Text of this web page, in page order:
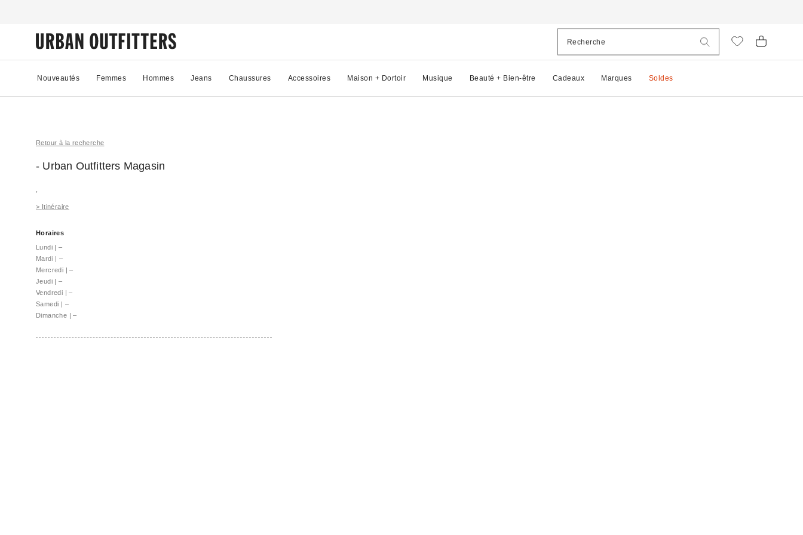
Nouveautés Femmes Hommes Jeans Chaussures Accessoires Maison + Dortoir Musique Beauté + Bien-être Cadeaux Marques Soldes
Retour à la recherche
- Urban Outfitters Magasin
> Itinéraire
Horaires
Lundi | –
Mardi | –
Mercredi | –
Jeudi | –
Vendredi | –
Samedi | –
Dimanche | –